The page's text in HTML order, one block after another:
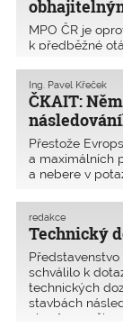
MPO ČR je
k předběžné
vnitřním trhu
ČKAIT:
Ing. Pavel Křeček
Přestože
a maximálních
a nebere v
skutečnosti
a inženýry ze z
Technický
redakce
Představenstvo
schválilo k
technických
stavbách
oborů –